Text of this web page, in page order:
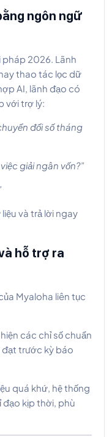
ngôn ngữ
2026. Lãnh
thao tác lọc dữ
AI, lãnh đạo có
với trợ lý:
đổi số tháng
giải ngân vốn?”
và trả lời ngay
hỗ trợ ra
Myaloha liên tục
các chỉ số chuẩn
đạt trước kỳ báo
quá khứ, hệ thống
đạo kịp thời, phù